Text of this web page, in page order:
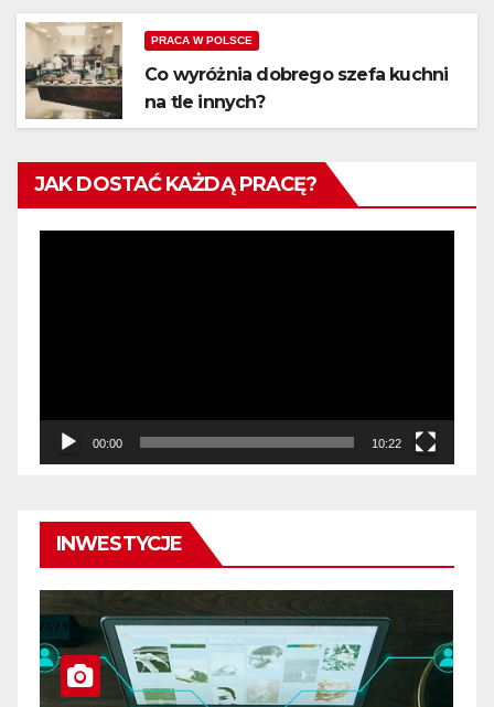
PRACA W POLSCE
Co wyróżnia dobrego szefa kuchni
na tle innych?
JAK DOSTAĆ KAŻDĄ PRACĘ?
00:00 10:22
INWESTYCJE